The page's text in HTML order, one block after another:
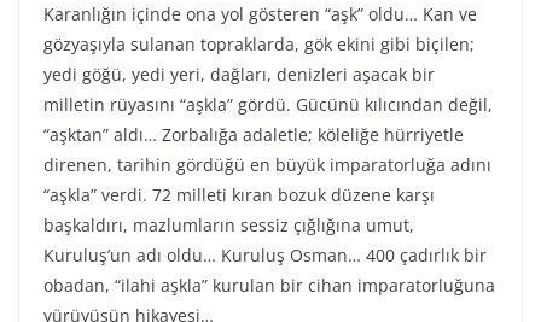
Karanlığın içinde ona yol gösteren “aşk” oldu… Kan ve
gözyaşıyla sulanan topraklarda, gök ekini gibi biçilen;
yedi göğü, yedi yeri, dağları, denizleri aşacak bir
milletin rüyasını “aşkla” gördü. Gücünü kılıcından değil,
“aşktan” aldı… Zorbalığa adaletle; köleliğe hürriyetle
direnen, tarihin gördüğü en büyük imparatorluğa adını
“aşkla” verdi. 72 milleti kıran bozuk düzene karşı
başkaldırı, mazlumların sessiz çığlığına umut,
Kuruluş’un adı oldu… Kuruluş Osman… 400 çadırlık bir
obadan, “ilahi aşkla” kurulan bir cihan imparatorluğuna
yürüyüşün hikayesi…